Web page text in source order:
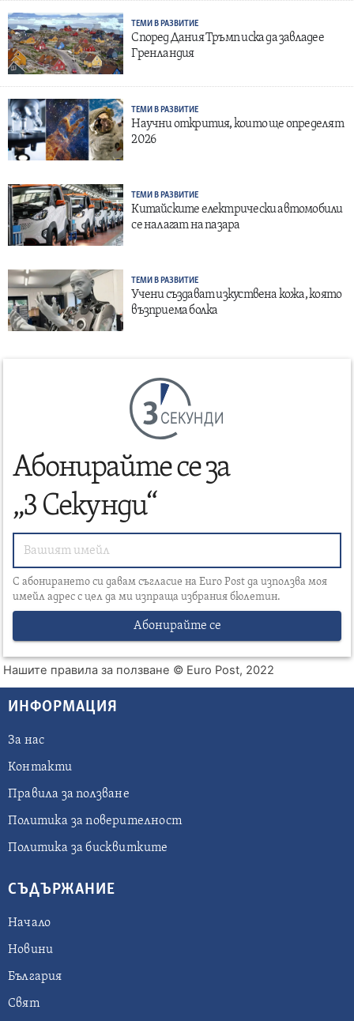
ТЕМИ В РАЗВИТИЕ
Според Дания Тръмп иска да завладее
Гренландия
ТЕМИ В РАЗВИТИЕ
Научни открития, които ще определят
2026
ТЕМИ В РАЗВИТИЕ
Китайските електрически автомобили
се налагат на пазара
ТЕМИ В РАЗВИТИЕ
Учени създават изкуствена кожа, която
възприема болка
СЕКУНДИ
Абонирайте се за
„3 Секунди“
С абонирането си давам съгласие на Euro Post да използва моя
имейл адрес с цел да ми изпраща избрания бюлетин.
Абонирайте се
Нашите правила за ползване © Euro Post, 2022
ИНФОРМАЦИЯ
За нас
Контакти
Правила за ползване
Политика за поверителност
Политика за бисквитките
СЪДЪРЖАНИЕ
Начало
Новини
България
Свят